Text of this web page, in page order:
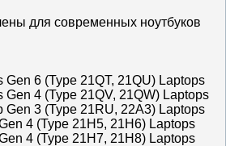
для современных ноутбуков
Gen 6 (Type 21QT, 21QU) Laptops
Gen 4 (Type 21QV, 21QW) Laptops
Gen 3 (Type 21RU, 22A3) Laptops
4 (Type 21H5, 21H6) Laptops
4 (Type 21H7, 21H8) Laptops